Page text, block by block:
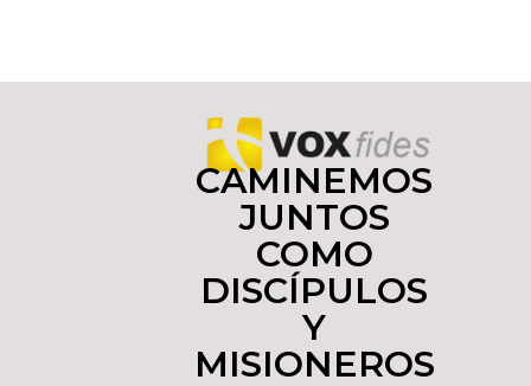
CAMINEMOS
JUNTOS
COMO
DISCÍPULOS
Y
MISIONEROS